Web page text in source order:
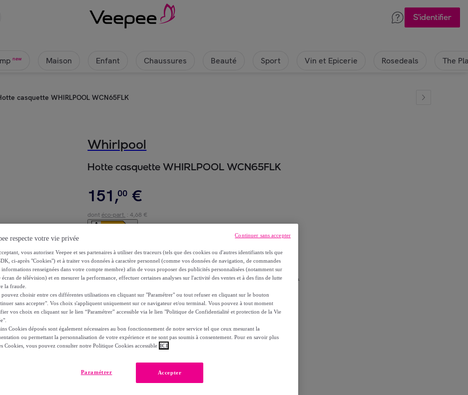
S'identifier
new Maison Enfant Chaussures Beauté Sport Vin et Epicerie Rosedeals The
casquette WHIRLPOOL WCN65FLK
Whirlpool
Hotte casquette WHIRLPOOL WCN65FLK
151,00 €
dont éco-part. : 4,68 €
Fiche d'information sur le produit
Reprise possible de votre ancien produit,voir les conditions.
Modèle : Hotte casquette WHIRLPOOL WCN65FLK
Ajouter au panier
Vendu par BOULANGER
respecte votre vie privée
vous autorisez Veepee et ses partenaires à utiliser des traceurs (tels que des cookies ou d'autres identifiants tels que
ci-après "Cookies") et à traiter vos données à caractère personnel (comme vos données de navigation, de commandes
informations renseignées dans votre compte membre) afin de vous proposer des publicités personnalisées (notamment sur
écran de télévision) et en mesurer la performance, effectuer certaines analyses sur l'activité des ventes et à des fins de lutte
la fraude.
pouvez choisir entre ces différentes utilisations en cliquant sur "Paramétrer" ou tout refuser en cliquant sur le bouton
sans accepter". Vos choix s'appliquent uniquement sur ce navigateur et/ou terminal. Vous pouvez à tout moment
vos choix en cliquant sur le lien “Paramétrer” accessible via le lien "Politique de Confidentialité et protection de la Vie
Cookies déposés sont également nécessaires au bon fonctionnement de notre service tel que ceux mesurant la
ou permettant la personnalisation de votre expérience et ne sont pas soumis à consentement. Pour en savoir plus
Cookies, vous pouvez consulter notre Politique Cookies accessible ICI
Accepter
Paramétrer
Continuer sans accepter